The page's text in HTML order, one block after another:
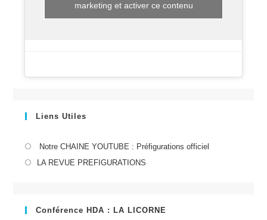
marketing et activer ce contenu
Liens Utiles
Notre CHAINE YOUTUBE : Préfigurations officiel
LA REVUE PREFIGURATIONS
nouvel
Conférence HDA : LA LICORNE